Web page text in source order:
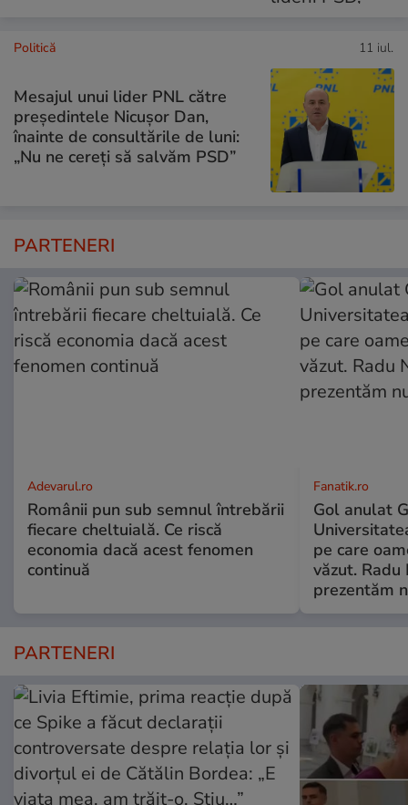
Politică 11 iul.
Mesajul unui lider PNL către
președintele Nicușor Dan,
înainte de consultările de luni:
„Nu ne cereți să salvăm PSD”
PARTENERI
Adevarul.ro
Românii pun sub semnul întrebării
fiecare cheltuială. Ce riscă
economia dacă acest fenomen
continuă
Fanatik.ro
Gol anulat
pe care
văzut. Radu
prezentăm
PARTENERI